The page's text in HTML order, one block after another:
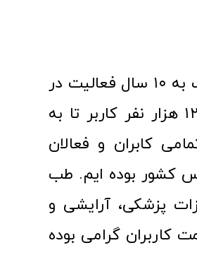
فروشگاه آنلاین تجهیزات پزشکی طب تولید با افتخار نزدیک به ۱۰ سال فعالیت در
عرصه کالا و لوازم پزشکی توانسته مورد اعتماد بیش از ۱۲۰ هزار نفر کاربر تا به
کابران و فعالان
کشور بوده ایم. طب
پزشکی، آرایشی و
گرامی بوده